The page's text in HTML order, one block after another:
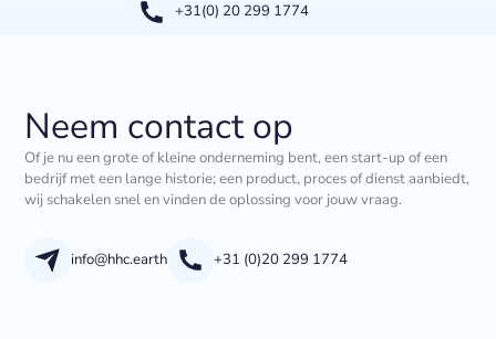
+31(0) 20 299 1774
Neem contact op
Of je nu een grote of kleine onderneming bent, een start-up of een
bedrijf met een lange historie; een product, proces of dienst aanbiedt,
wij schakelen snel en vinden de oplossing voor jouw vraag.
info@hhc.earth +31 (0)20 299 1774